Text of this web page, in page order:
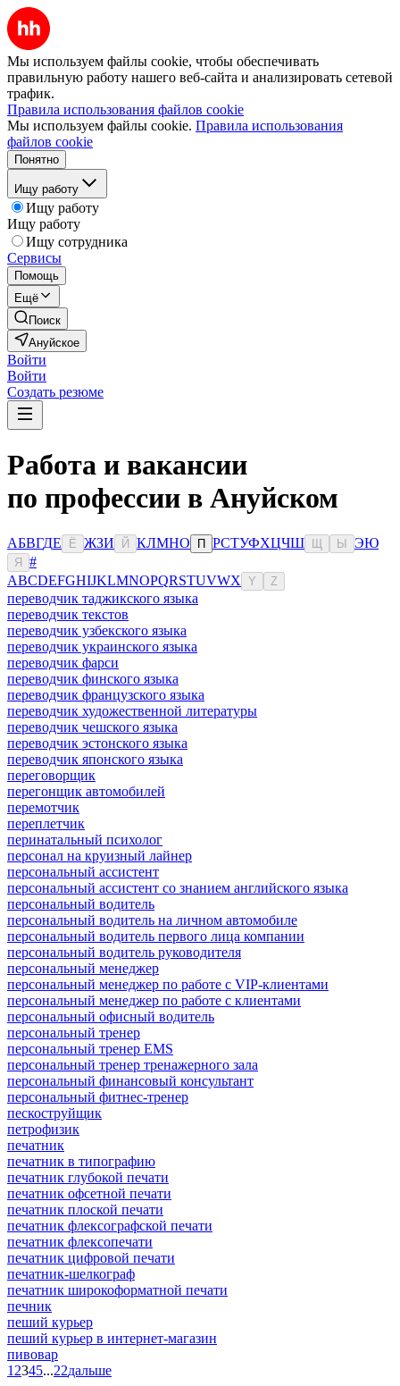
Мы используем файлы cookie, чтобы обеспечивать
правильную работу нашего веб-сайта и анализировать сетевой
трафик.
Правила использования файлов cookie
Мы используем файлы cookie. Правила использования
файлов cookie
Понятно
Ищу работу
Ищу работу
Ищу работу
Ищу сотрудника
Сервисы
Помощь
Ещё
Поиск
Ануйское
Войти
Войти
Создать резюме
Работа и вакансии
по профессии в Ануйском
АБВГДЕ Ё ЖЗИ Й КЛМНО П РСТУФХЦЧШ Ы ЭЮ
Я
#
ABCDEFGHIJKLMNOPQRSTUVWX Y Z
переводчик таджикского языка
переводчик текстов
переводчик узбекского языка
переводчик украинского языка
переводчик фарси
переводчик финского языка
переводчик французского языка
переводчик художественной литературы
переводчик чешского языка
переводчик эстонского языка
переводчик японского языка
переговорщик
перегонщик автомобилей
перемотчик
переплетчик
перинатальный психолог
персонал на круизный лайнер
персональный ассистент
персональный ассистент со знанием английского языка
персональный водитель
персональный водитель на личном автомобиле
персональный водитель первого лица компании
персональный водитель руководителя
персональный менеджер
персональный менеджер по работе с VIP-клиентами
персональный менеджер по работе с клиентами
персональный офисный водитель
персональный тренер
персональный тренер EMS
персональный тренер тренажерного зала
персональный финансовый консультант
персональный фитнес-тренер
пескоструйщик
петрофизик
печатник
печатник в типографию
печатник глубокой печати
печатник офсетной печати
печатник плоской печати
печатник флексографской печати
печатник флексопечати
печатник цифровой печати
печатник-шелкограф
печатник широкоформатной печати
печник
пеший курьер
пеший курьер в интернет-магазин
пивовар
1 2345...22дальше